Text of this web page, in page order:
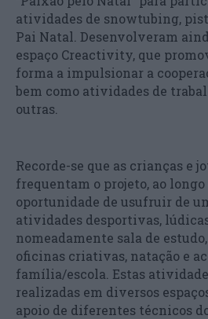
atividades de snowtubing,
Pai Natal. Desenvolveram
espaço Creactivity, que
forma a impulsionar a
bem como atividades de
outras.
Recorde-se que as crianças e
frequentam o projeto, ao longo
oportunidade de usufruir de
atividades desportivas,
nomeadamente sala de
oficinas criativas, natação e
família/escola. Estas
realizadas em diversos
apoio de diferentes técnicos